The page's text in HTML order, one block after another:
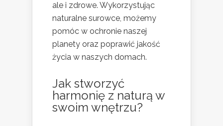
ale i zdrowe. Wykorzystując
naturalne surowce, możemy
pomóc w ochronie naszej
planety oraz poprawić jakość
życia w naszych domach.
Jak stworzyć
harmonię z naturą w
swoim wnętrzu?